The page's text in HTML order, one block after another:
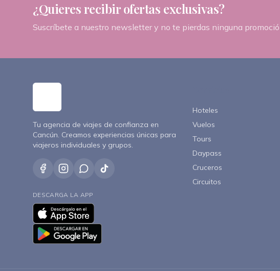
¿Quieres recibir ofertas exclusivas?
Suscríbete a nuestro newsletter y no te pierdas ninguna
Tu agencia de viajes de confianza en
Cancún. Creamos experiencias únicas para
viajeros individuales y grupos.
DESCARGA LA APP
Hoteles
Vuelos
Tours
Daypass
Cruceros
Circuitos